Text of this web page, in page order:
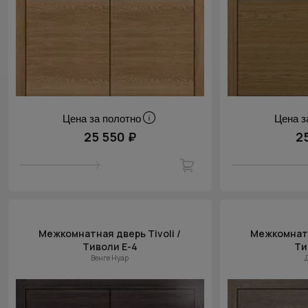
Цена за полотно
25 550 ₽
Цена
Межкомнатная дверь Tivoli /
Тиволи Е-4
Венге Нуар